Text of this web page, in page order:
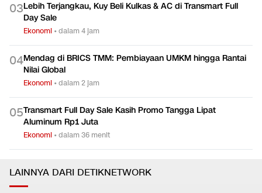
03Lebih Terjangkau, Kuy Beli Kulkas & AC di Transmart Full
Day Sale
Ekonomi •dalam 4 jam
04Mendag di BRICS TMM: Pembiayaan UMKM hingga Rantai
Nilai Global
Ekonomi •dalam 2 jam
05Transmart Full Day Sale Kasih Promo Tangga Lipat
Aluminum Rp1 Juta
Ekonomi •dalam 36 menit
LAINNYA DARI DETIKNETWORK